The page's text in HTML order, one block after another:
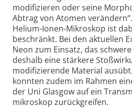
modifizieren oder seine
Abtrag von Atomen
Helium-Ionen-Mikroskop ist
beschränkt. Bei den aktuellen
Neon zum Einsatz, das
deshalb eine stärkere
modifizierende Material
konnten zudem im Rahmen
der Uni Glasgow auf ein
mikroskop zurück­greifen.